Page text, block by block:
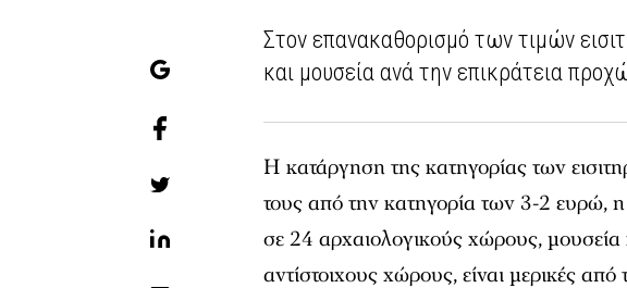
Στον επανακαθορισμό των τιμών
και μουσεία ανά την επικράτεια
Η κατάργηση της κατηγορίας των
τους από την κατηγορία των 3-2 ευρώ,
σε 24 αρχαιολογικούς χώρους,
αντίστοιχους χώρους, είναι μερικές